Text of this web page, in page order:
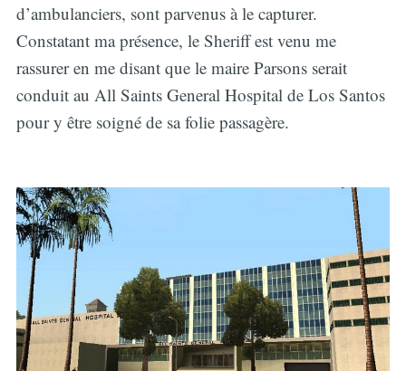
d’ambulanciers, sont parvenus à le capturer.
Constatant ma présence, le Sheriff est venu me
rassurer en me disant que le maire Parsons serait
conduit au All Saints General Hospital de Los Santos
pour y être soigné de sa folie passagère.